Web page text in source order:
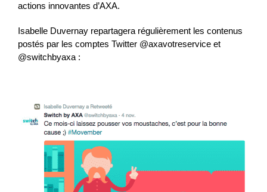
actions innovantes d’AXA.
Isabelle Duvernay repartagera régulièrement les contenus
postés par les comptes Twitter @axavotreservice et
@switchbyaxa :